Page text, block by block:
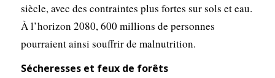
siècle, avec des contraintes plus fortes sur sols et eau.
À l’horizon 2080, 600 millions de personnes
pourraient ainsi souffrir de malnutrition.
Sécheresses et feux de forêts